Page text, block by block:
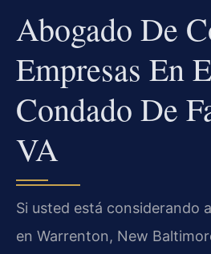
Abogado De
Empresas En
Condado De
VA
Si usted está considerando
en Warrenton, New